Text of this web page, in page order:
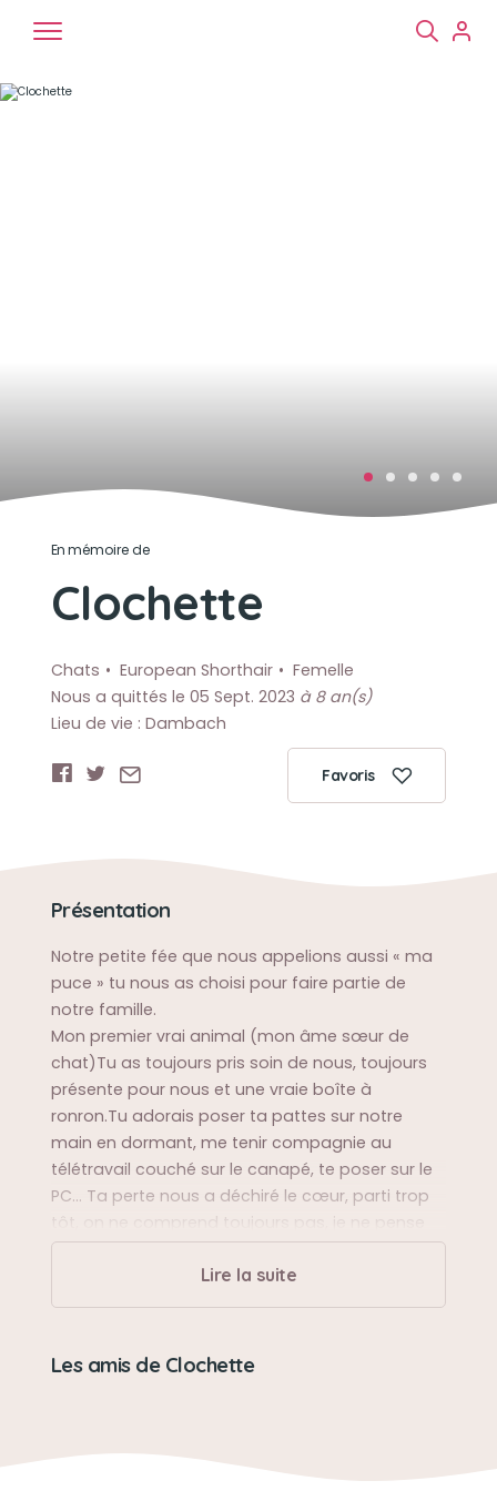
En mémoire de
Clochette
Chats European Shorthair
Femelle
Nous a quittés le 05 Sept. 2023 à 8 an(s)
Lieu de vie : Dambach
Favoris
Présentation
Notre petite fée que nous appelions aussi « ma
puce » tu nous as choisi pour faire partie de
notre famille.
Mon premier vrai animal (mon âme sœur de
chat)Tu as toujours pris soin de nous, toujours
présente pour nous et une vraie boîte à
ronron.Tu adorais poser ta pattes sur notre
main en dormant, me tenir compagnie au
télétravail couché sur le canapé, te poser sur le
PC… Ta perte nous a déchiré le cœur, parti trop
tôt, on ne comprend toujours pas, je ne pense
pas pouvoir m’en remettre un jour.
Sa balade préférée
Dans le jardin (tu n’allait pas plus loin 💜) blotti
Sa bêtise préférée
Lire la suite
Les amis de Clochette